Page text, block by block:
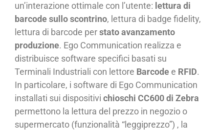
un’interazione ottimale con l’utente: lettura di
barcode sullo scontrino, lettura di badge fidelity,
lettura di barcode perstato avanzamento
produzione. Ego Communication realizza e
distribuisce software specifici basati su
Terminali Industriali con lettore Barcode e RFID.
In particolare, i software di Ego Communication
installati sui dispositivi chioschi CC600 di Zebra
permettono la lettura del prezzo in negozio o
supermercato (funzionalità “leggiprezzo”) , la